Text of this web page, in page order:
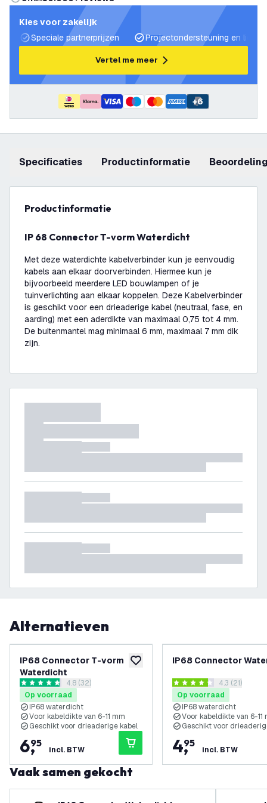
Kies voor zakelijk
Speciale partnerprijzen
Projectondersteuning en
Vertel me meer
+6
Specificaties productinformatie
productinformatie
IP 68 Connector T-vorm Waterdicht
Met deze waterdichte kabelverbinder kun je eenvoudig
kabels aan elkaar doorverbinden. Hiermee kun je
bijvoorbeeld meerdere LED bouwlampen of je
tuinverlichting aan elkaar koppelen. Deze Kabelverbinder
is geschikt voor een drieaderige kabel (neutraal, fase, en
aarding) met een aderdikte van maximaal 0,75 tot 4 mm.
De buitenmantel mag minimaal 6 mm, maximaal 7 mm dik
zijn.
Alternatieven
toevoegen aan verlanglijst
IP68 Connector T-vorm
Waterdicht
reviews drawer openen
4.8 score sterren4.8 (32)
Op voorraad
IP68 waterdicht
Voor kabeldikte van 6-11 mm
Geschikt voor drieaderige kabel
6,
95
incl. BTW
IP68 Connector
reviews
4.3 score sterren4.3 (21)
Op voorraad
IP68 waterdicht
Voor kabeldikte van 6-11
Geschikt voor
4,
95
incl. BTW
Vaak samen gekocht